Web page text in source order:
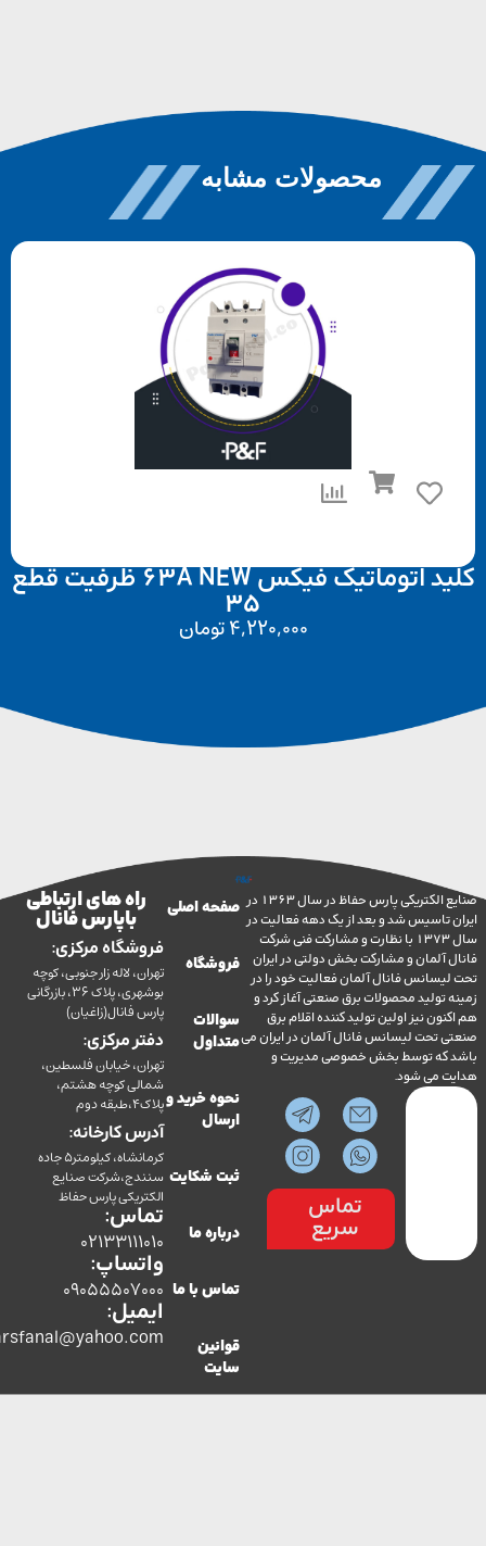
محصولات مشابه
کلید اتوماتیک فیکس 63A NEW ظرفیت قطع
4,220,000تومان
صنایع الکتریکی پارس حفاظ در سال 1363 در
شد و بعد از یک دهه فعالیت در
سال 1373 با نظارت و مشارکت فنی شرکت
و مشارکت بخش دولتی در ایران
فانال آلمان فعالیت خود را در
محصولات برق صنعتی آغاز کرد و
نیز اولین تولید کننده اقلام برق
لیسانس فانال آلمان در ایران می
توسط بخش خصوصی مدیریت و
می شود.
تماس
سریع
صفحه اصلی
فروشگاه
سوالات
متداول
نحوه خرید و
ثبت شکایت
درباره ما
تماس با ما
قوانین
راه های ارتباطی
با پارس فانال
فروشگاه مرکزی:
تهران، لاله زار جنوبی، کوچه
بوشهری، پلاک 36، بازرگانی
پارس فانال(زاغیان)
دفتر مرکزی:
تهران، خیابان فلسطین،
شمالی کوچه هشتم،
پلاک4،طبقه دوم
آدرس کارخانه:
کرمانشاه، کیلومتر5 جاده
سنندج،شرکت صنایع
الکتریکی پارس حفاظ
تماس:
02133111010
واتساپ:
09055507000
ایمیل:
co.parsfanal@yahoo.com